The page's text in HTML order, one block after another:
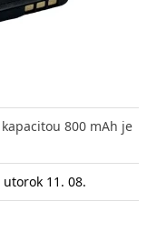
800 mAh je
11. 08.